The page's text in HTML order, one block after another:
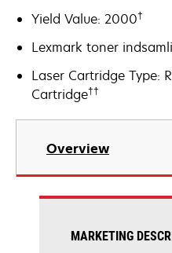
Yield Value: 2000†
Lexmark toner
Laser Cartridge Type:
Cartridge††
Overview
MARKETING